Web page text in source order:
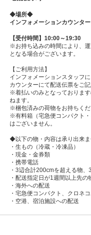
◆場所◆
インフォメーションカウンター
【受付時間】10:00～19:30
※お持ち込みの時間により、
となる場合がございます。
【ご利用方法】
インフォメーションスタッフ
カウンターにて配送伝票をご記
※着払いのみとなっておりま
ねます。
※梱包済みの荷物をお持ちくだ
※有料箱（宅急便コンパクト
はございません。
◆以下の物・内容は承り出来
・生もの（冷蔵・冷凍品）
・現金・金券類
・携帯電話
・3辺合計200cmを超える物
・配送指定日が1週間以上先の
・海外への配送
・宅急便コンパクト、クロネ
・空港、宿泊施設への配送